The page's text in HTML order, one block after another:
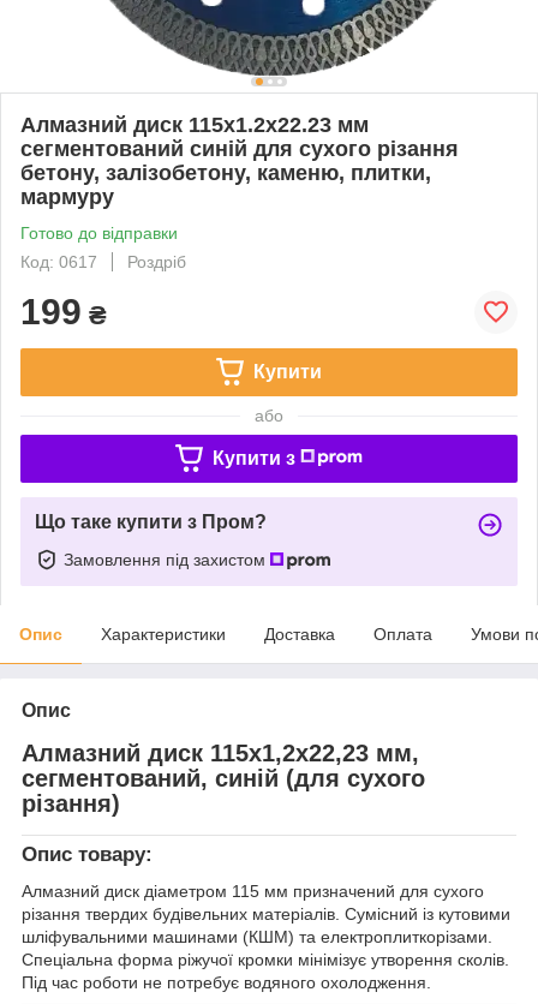
Алмазний диск 115x1.2x22.23 мм
сегментований синій для сухого різання
бетону, залізобетону, каменю, плитки,
мармуру
Готово до відправки
Код: 0617
Роздріб
199 ₴
Купити
або
Купити з
Що таке купити з Пром?
Замовлення під захистом
Опис Характеристики Доставка Оплата Умови
Опис
Алмазний диск 115x1,2x22,23 мм,
сегментований, синій (для сухого
різання)
Опис товару:
Алмазний диск діаметром 115 мм призначений для сухого
різання твердих будівельних матеріалів. Сумісний із кутовими
шліфувальними машинами (КШМ) та електроплиткорізами.
Спеціальна форма ріжучої кромки мінімізує утворення сколів.
Під час роботи не потребує водяного охолодження.